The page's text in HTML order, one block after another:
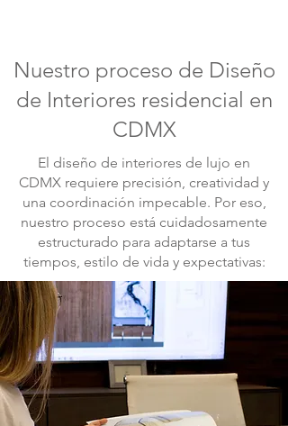
Nuestro proceso de Diseño
de Interiores residencial en
CDMX
El diseño de interiores de lujo en
CDMX requiere precisión, creatividad y
una coordinación impecable. Por eso,
nuestro proceso está cuidadosamente
estructurado para adaptarse a tus
tiempos, estilo de vida y expectativas: